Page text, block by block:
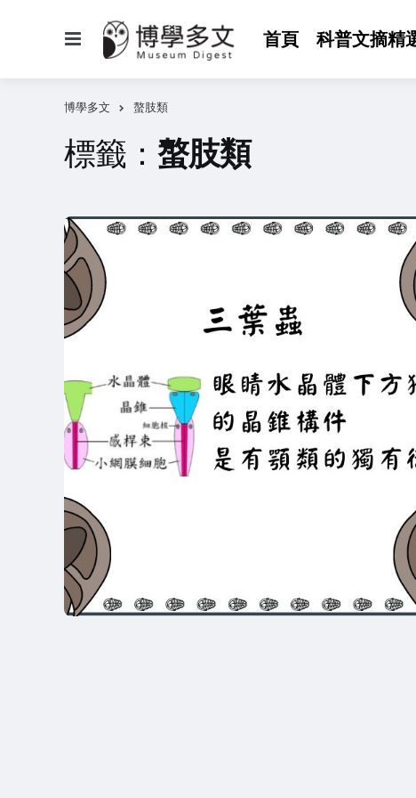
首頁 科普文摘精
博學多文 螯肢類
標籤： 螯肢類